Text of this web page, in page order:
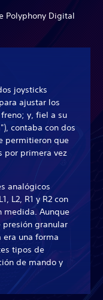
Polyphony Digital
joysticks
ajustar los
y, fiel a su
contaba con dos
permitieron que
por primera vez
analógicos
L2, R1 y R2 con
medida. Aunque
granular
una forma
tipos de
de mando y